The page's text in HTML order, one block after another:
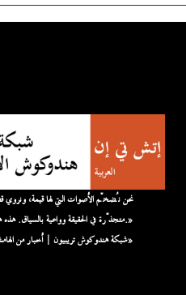
متجذّرة في الحقيقة وواعية بالسياق. هذه هي الصحافة من الهوامش.»
«شبكة هندوكوش تريبيون | أخبار من الهامش، قصص من المنبع»